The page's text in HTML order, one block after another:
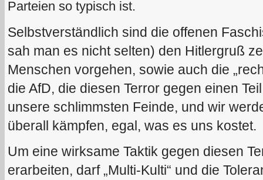
Parteien so typisch ist.
Selbstverständlich sind die offenen
sah man es nicht selten) den Hitlergruß
Menschen vorgehen, sowie auch die
die AfD, die diesen Terror gegen einen
unsere schlimmsten Feinde, und wir
überall kämpfen, egal, was es uns kostet.
Um eine wirksame Taktik gegen diesen
erarbeiten, darf „Multi-Kulti“ und die